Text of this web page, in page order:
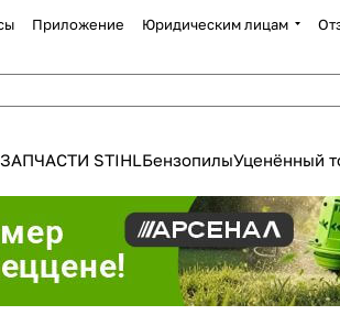
Приложение Юридическим лицам
ЗАПЧАСТИ STIHLБензопилыУценённый
Для клиентов всех банков